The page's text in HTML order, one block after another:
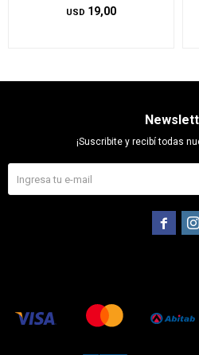
USD 19,00
¡Suscribite y recibí todas
 